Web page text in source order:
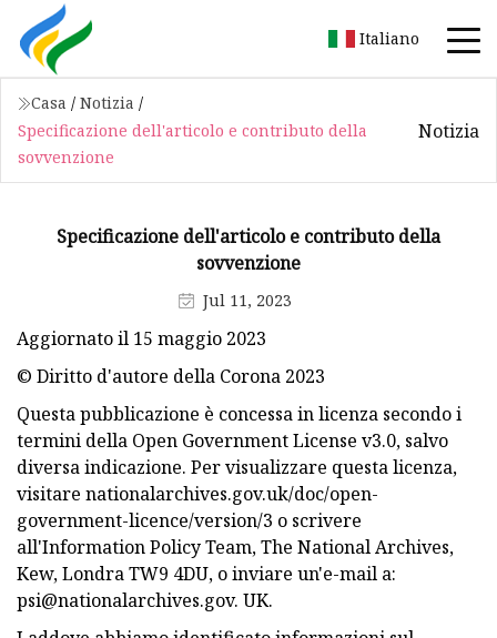
Italiano
Casa / Notizia /
Specificazione dell'articolo e contributo della
sovvenzione
Notizia
Specificazione dell'articolo e contributo della
sovvenzione
Jul 11, 2023
Aggiornato il 15 maggio 2023
© Diritto d'autore della Corona 2023
Questa pubblicazione è concessa in licenza secondo i
termini della Open Government License v3.0, salvo
diversa indicazione. Per visualizzare questa licenza,
visitare nationalarchives.gov.uk/doc/open-
government-licence/version/3 o scrivere
all'Information Policy Team, The National Archives,
Kew, Londra TW9 4DU, o inviare un'e-mail a:
psi@nationalarchives.gov. UK.